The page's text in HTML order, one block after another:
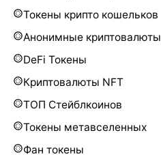
Токены крипто кошельков
Анонимные криптовалюты
DeFi Токены
Криптовалюты NFT
ТОП Стейблкоинов
Токены метавселенных
Фан токены